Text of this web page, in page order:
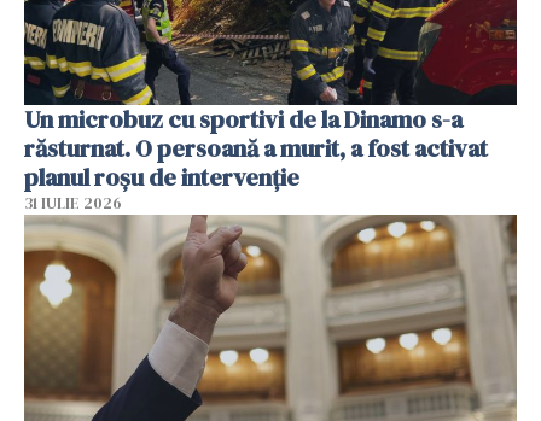
Un microbuz cu sportivi de la Dinamo s-a
răsturnat. O persoană a murit, a fost activat
planul roșu de intervenție
31 IULIE 2026